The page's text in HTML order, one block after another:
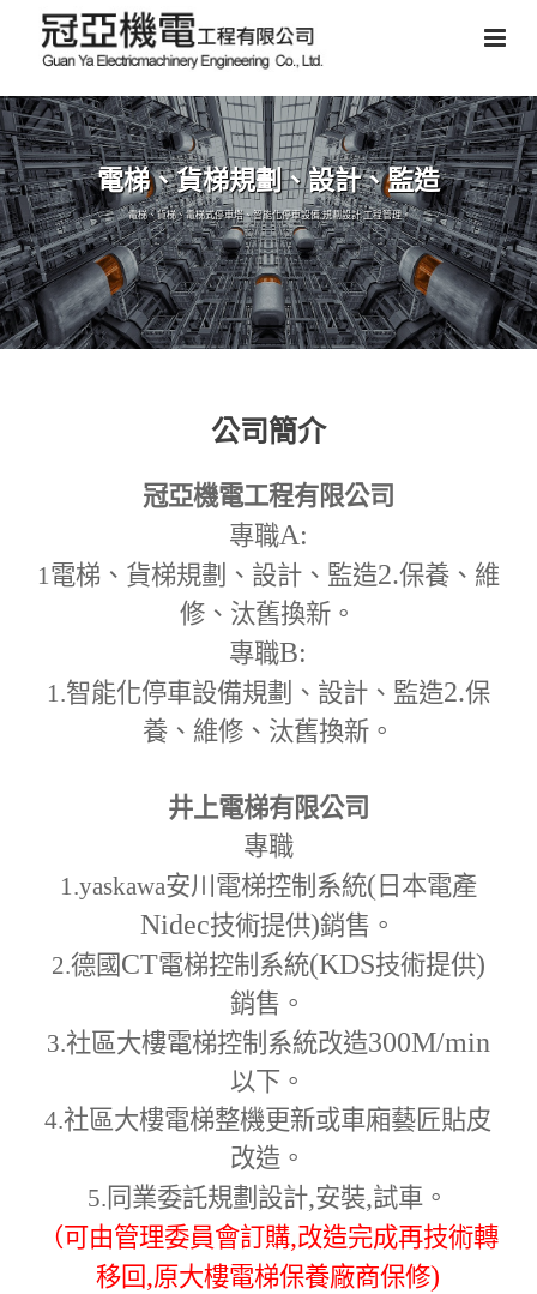
電梯、貨梯規劃、設計、監造
電梯、貨梯、電梯式停車塔、智能化停車設備,規劃設計,工程管理。
公司簡介
冠亞機電工程有限公司
專職A:
1電梯、貨梯規劃、設計、監造2.保養、維
修、汰舊換新。
專職B:
1.智能化停車設備規劃、設計、監造2.保
養、維修、汰舊換新。
井上電梯有限公司
專職
1.yaskawa安川電梯控制系統( 日本電產
Nidec技術提供)銷售。
2.德國 CT電梯控制系統(KDS技術提供)
銷售。
3.社區大樓電梯控制系統改造300M/min
以下。
4.社區大樓電梯整機更新或車廂藝匠貼皮
改造。
5. 同業委託規劃設計,安裝,試車。
（可由管理委員會訂購,改造完成再技術轉
移回,原大樓電梯保養廠商保修)